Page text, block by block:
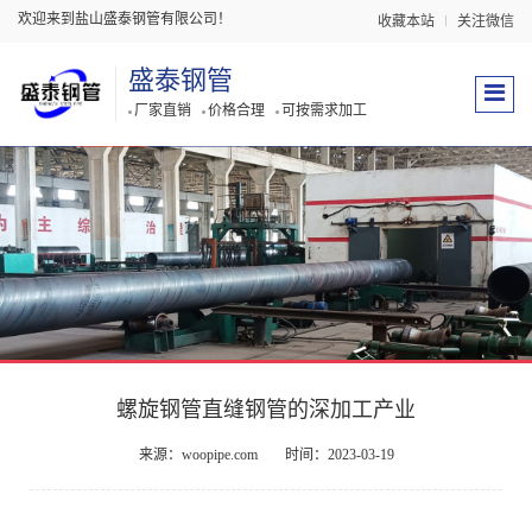
欢迎来到盐山盛泰钢管有限公司！ 收藏本站 关注微信
盛泰钢管
厂家直销 价格合理 可按需求加工
螺旋钢管直缝钢管的深加工产业
来源：woopipe.com 时间：2023-03-19